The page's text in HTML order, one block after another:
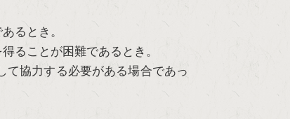
るとき。
ることが困難であるとき。
協力する必要がある場合であっ